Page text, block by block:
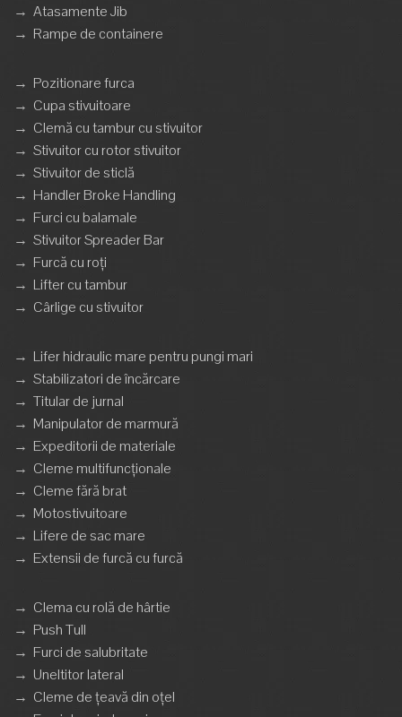
→ Atasamente Jib
→ Rampe de containere
→ Pozitionare furca
→ Cupa stivuitoare
→ Clemă cu tambur cu stivuitor
→ Stivuitor cu rotor stivuitor
→ Stivuitor de sticlă
→ Handler Broke Handling
→ Furci cu balamale
→ Stivuitor Spreader Bar
→ Furcă cu roți
→ Lifter cu tambur
→ Cârlige cu stivuitor
→ Lifer hidraulic mare pentru pungi mari
→ Stabilizatori de încărcare
→ Titular de jurnal
→ Manipulator de marmură
→ Expeditorii de materiale
→ Cleme multifuncționale
→ Cleme fără brat
→ Motostivuitoare
→ Lifere de sac mare
→ Extensii de furcă cu furcă
→ Clema cu rolă de hârtie
→ Push Tull
→ Furci de salubritate
→ Uneltitor lateral
→ Cleme de țeavă din oțel